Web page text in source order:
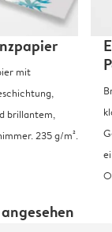
mit
brillantem,
235 g/m².